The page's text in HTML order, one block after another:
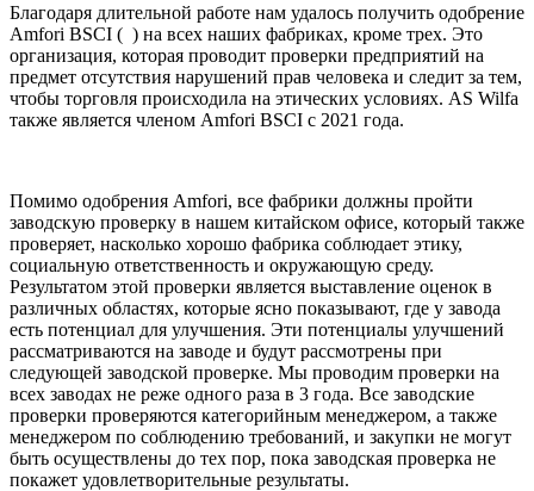
Благодаря длительной работе нам удалось получить одобрение
Amfori BSCI ( ) на всех наших фабриках, кроме трех. Это
организация, которая проводит проверки предприятий на
предмет отсутствия нарушений прав человека и следит за тем,
чтобы торговля происходила на этических условиях. AS Wilfa
также является членом Amfori BSCI с 2021 года.
Помимо одобрения Amfori, все фабрики должны пройти
заводскую проверку в нашем китайском офисе, который также
проверяет, насколько хорошо фабрика соблюдает этику,
социальную ответственность и окружающую среду.
Результатом этой проверки является выставление оценок в
различных областях, которые ясно показывают, где у завода
есть потенциал для улучшения. Эти потенциалы улучшений
рассматриваются на заводе и будут рассмотрены при
следующей заводской проверке. Мы проводим проверки на
всех заводах не реже одного раза в 3 года. Все заводские
проверки проверяются категорийным менеджером, а также
менеджером по соблюдению требований, и закупки не могут
быть осуществлены до тех пор, пока заводская проверка не
покажет удовлетворительные результаты.